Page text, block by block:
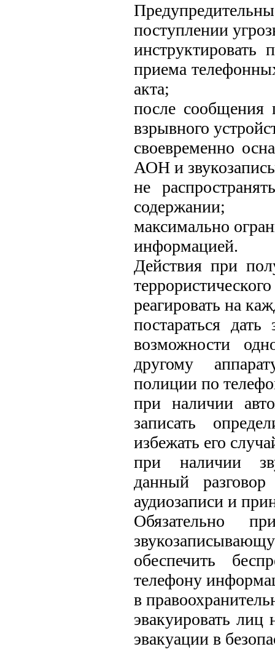
поступлении
инструктировать
приема
акта;
после сообщения
взрывного
своевременно
АОН и
не
содержании;
максимально
информацией.
Действия при
реагировать на
постараться
возможности
другому
полиции по
при наличии
записать
избежать его
при наличии
данный
аудиозаписи и
Обязательно
обеспечить
телефону
в
эвакуировать лиц
эвакуации в